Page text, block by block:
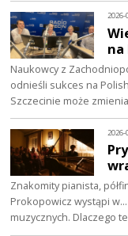
2026-
na
Naukowcy z
odnieśli sukces na
Szczecinie może
2026-
Znakomity pianista,
Prokopowicz wystąpi
muzycznych. Dlaczego